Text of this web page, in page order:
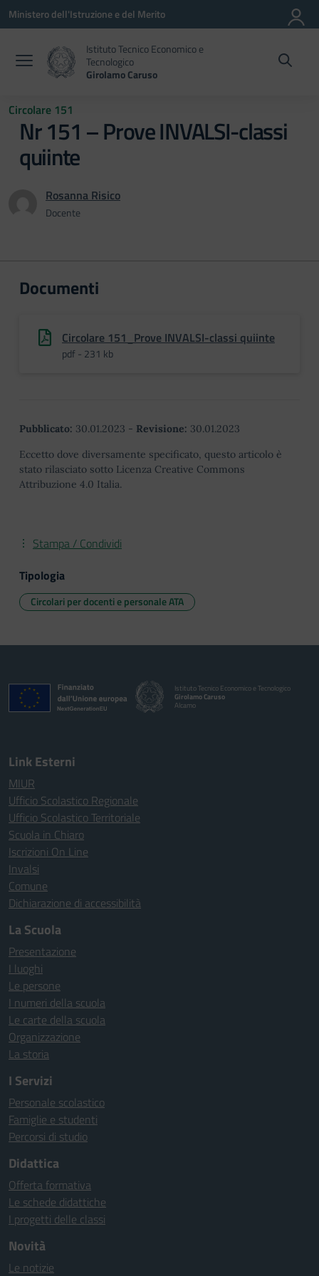
Vai ai contenuti
Vai al menu di navigazione
Vai al footer
Ministero dell'Istruzione e del Merito
Istituto Tecnico Economico e
Tecnologico
Girolamo Caruso
Circolare 151
Nr 151 – Prove INVALSI-classi
quiinte
Rosanna Risico
Docente
Documenti
Circolare 151_Prove INVALSI-classi quiinte
pdf - 231 kb
Pubblicato: 30.01.2023 - Revisione: 30.01.2023
Eccetto dove diversamente specificato, questo articolo è
stato rilasciato sotto Licenza Creative Commons
Attribuzione 4.0 Italia.
Stampa / Condividi
Tipologia
Circolari per docenti e personale ATA
Istituto Tecnico Economico e Tecnologico
Girolamo Caruso
Alcamo
Link Esterni
MIUR
Ufficio Scolastico Regionale
Ufficio Scolastico Territoriale
Scuola in Chiaro
Iscrizioni On Line
Invalsi
Comune
Dichiarazione di accessibilità
La Scuola
Presentazione
I luoghi
Le persone
I numeri della scuola
Le carte della scuola
Organizzazione
La storia
I Servizi
Personale scolastico
Famiglie e studenti
Percorsi di studio
Didattica
Offerta formativa
Le schede didattiche
I progetti delle classi
Novità
Le notizie